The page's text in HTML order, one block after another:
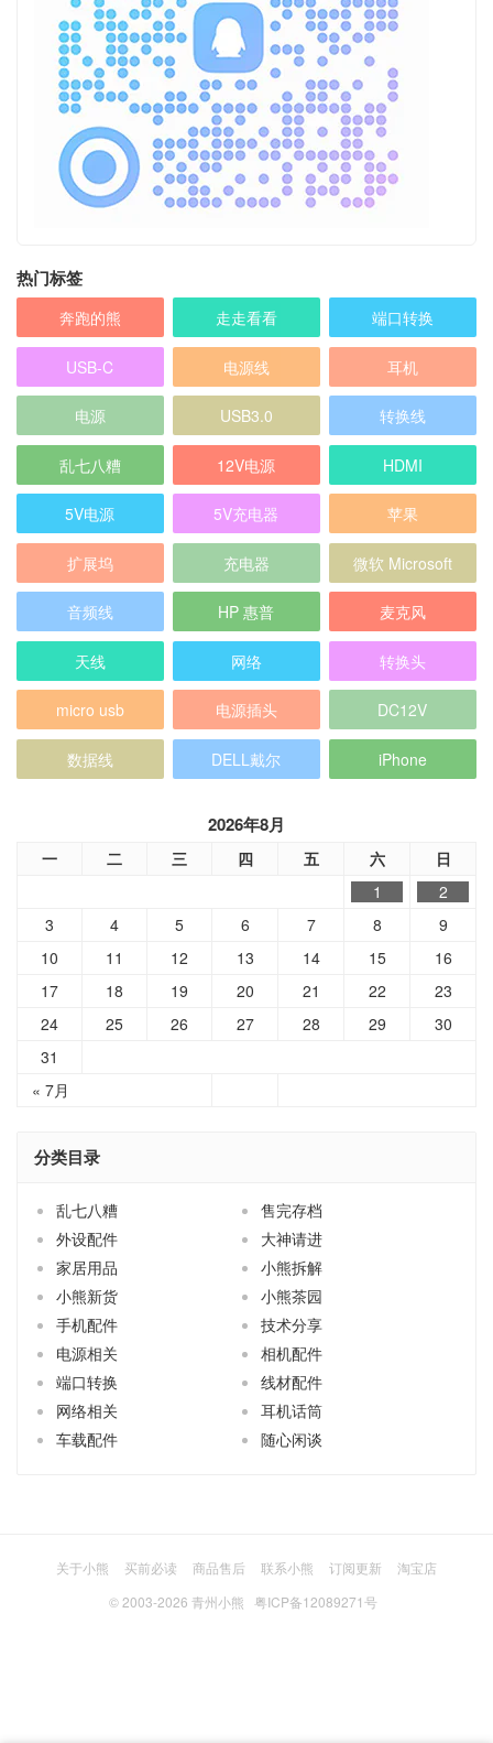
热门标签
奔跑的熊 走走看看 端口转换
USB-C 电源线 耳机
电源 USB3.0 转换线
乱七八糟 12V电源 HDMI
5V电源 5V充电器 苹果
扩展坞 充电器 微软 Microsoft
音频线 HP 惠普 麦克风
天线 网络 转换头
micro usb 电源插头 DC12V
数据线 DELL戴尔 iPhone
2026年8月
一 二 三 四 五 六 日
« 7月
1
2
3
4 5 6 7 8
9
10
11 12 13 14 15
16
17
18 19 20 21 22
23
24
25 26 27 28 29
30
31
分类目录
乱七八糟
售完存档
外设配件
大神请进
家居用品
小熊拆解
小熊新货
小熊茶园
手机配件
技术分享
电源相关
相机配件
端口转换
线材配件
网络相关
耳机话筒
车载配件
随心闲谈
关于小熊 买前必读 商品售后 联系小熊 订阅更新
淘宝店
© 2003-2026 青州小熊 粤ICP备12089271号